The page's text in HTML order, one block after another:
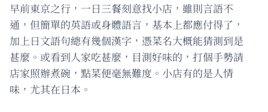
早前東京之行，一日三餐刻意找小店，雖則言語不
通，但簡單的英語或身體語言，基本上都應付得了，
加上日文語句總有幾個漢字，憑菜名大概能猜測到是
甚麼。或看到人家吃甚麼，目測好味的，打個手勢請
店家照辦煮碗，點菜便毫無難度。小店有的是人情
味，尤其在日本。